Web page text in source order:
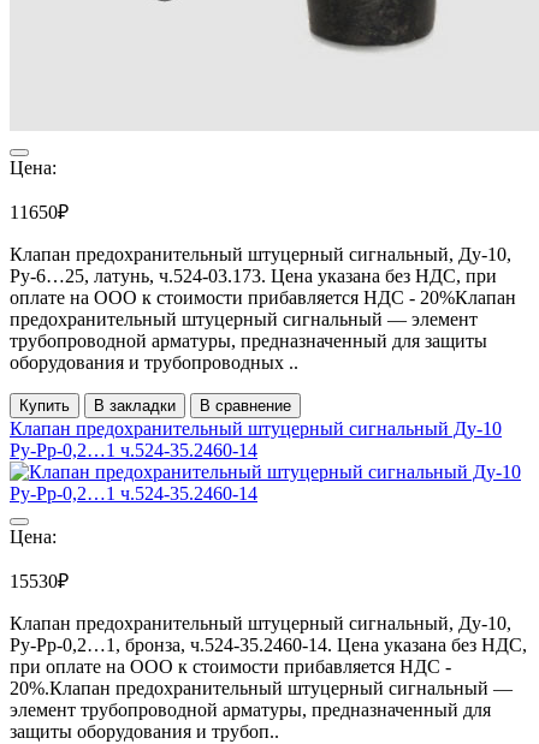
Цена:
11650₽
Клапан предохранительный штуцерный сигнальный, Ду-10,
Ру-6…25, латунь, ч.524-03.173. Цена указана без НДС, при
оплате на ООО к стоимости прибавляется НДС - 20%Клапан
предохранительный штуцерный сигнальный — элемент
трубопроводной арматуры, предназначенный для защиты
оборудования и трубопроводных ..
Купить В закладки В сравнение
Клапан предохранительный штуцерный сигнальный Ду-10
Ру-Рр-0,2…1 ч.524-35.2460-14
Цена:
15530₽
Клапан предохранительный штуцерный сигнальный, Ду-10,
Ру-Рр-0,2…1, бронза, ч.524-35.2460-14. Цена указана без НДС,
при оплате на ООО к стоимости прибавляется НДС -
20%.Клапан предохранительный штуцерный сигнальный —
элемент трубопроводной арматуры, предназначенный для
защиты оборудования и трубоп..